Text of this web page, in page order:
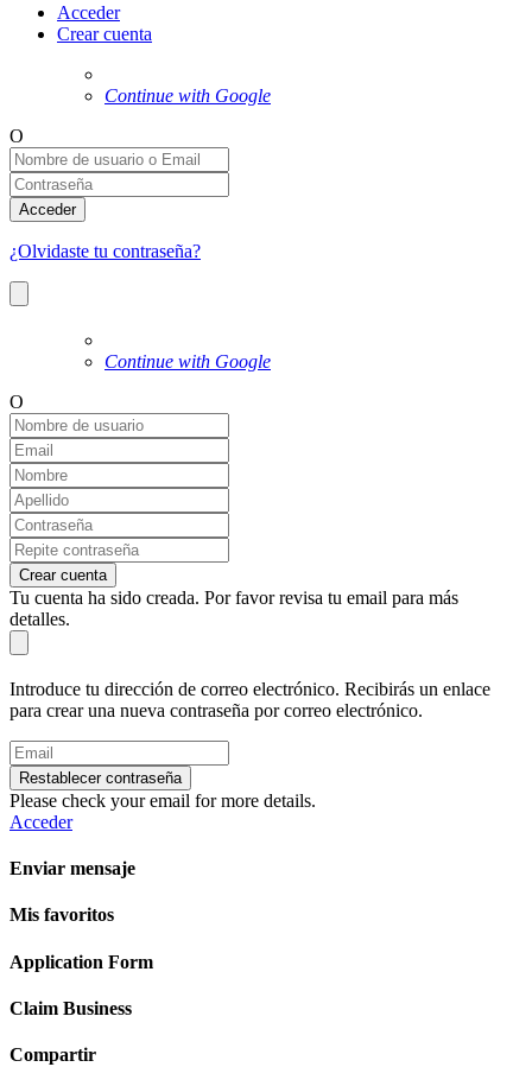
Acceder
Crear cuenta
Continue with Google
O
Acceder
¿Olvidaste tu contraseña?
Continue with Google
O
Crear cuenta
Tu cuenta ha sido creada. Por favor revisa tu email para más
detalles.
Introduce tu dirección de correo electrónico. Recibirás un enlace
para crear una nueva contraseña por correo electrónico.
Restablecer contraseña
Please check your email for more details.
Acceder
Enviar mensaje
Mis favoritos
Application Form
Claim Business
Compartir